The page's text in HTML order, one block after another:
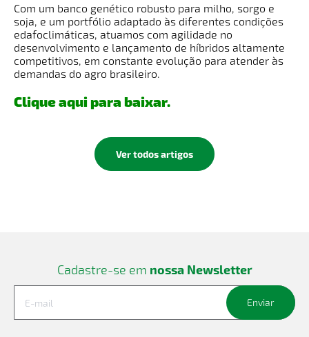
Com um banco genético robusto para milho, sorgo e
soja, e um portfólio adaptado às diferentes condições
edafoclimáticas, atuamos com agilidade no
desenvolvimento e lançamento de híbridos altamente
competitivos, em constante evolução para atender às
demandas do agro brasileiro.
Clique aqui para baixar.
Ver todos artigos
Cadastre-se em nossa Newsletter
Enviar